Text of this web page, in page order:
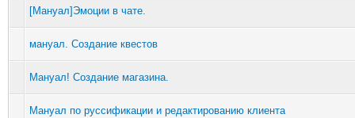
[Мануал]Эмоции в чате.
мануал. Создание квестов
Мануал! Создание магазина.
Мануал по руссификации и редактированию клиента